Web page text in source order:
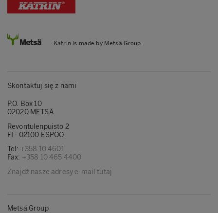
Katrin is made by Metsä Group.
Skontaktuj się z nami
P.O. Box 10
02020 METSÄ
Revontulenpuisto 2
FI - 02100 ESPOO
Tel: +358 10 4601
Fax: +358 10 465 4400
Znajdź nasze adresy e-mail tutaj
Metsä Group